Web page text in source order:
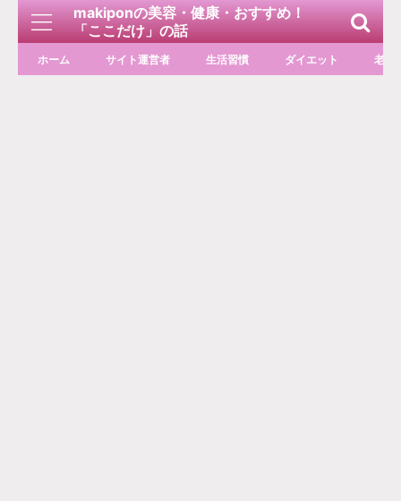
makiponの美容・健康・おすすめ！
「ここだけ」の話
ホーム サイト運営者 生活習慣 ダイエット 老化